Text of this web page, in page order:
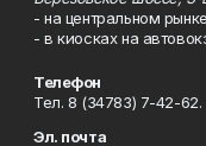
- на центральном
- в киосках на
Телефон
Тел. 8 (34783) 7-42-62.
Эл. почта